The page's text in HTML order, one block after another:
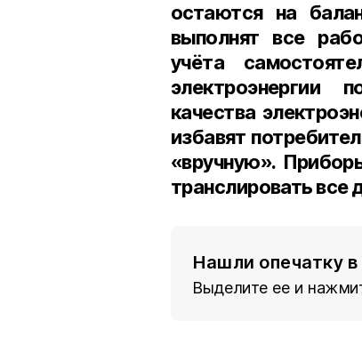
остаются на
выполнят все
учёта
электроэнергии
качества
избавят
«вручную».
транслировать все
Нашли опечатку в
Выделите ее и